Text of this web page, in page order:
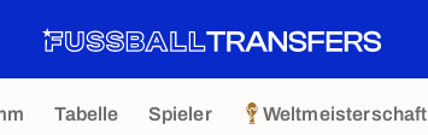
Tabelle Spieler Weltmeisterschaft